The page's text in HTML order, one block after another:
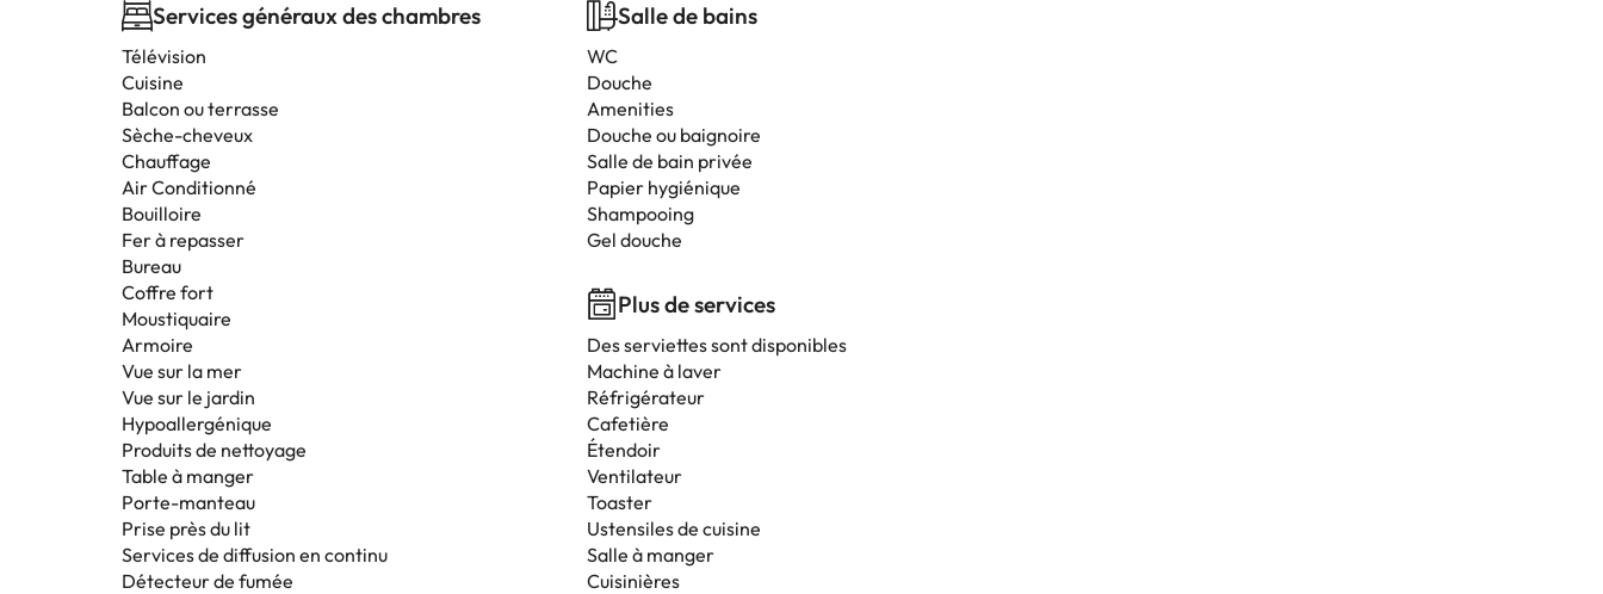
Services généraux des chambres
Télévision
Cuisine
Balcon ou terrasse
Sèche-cheveux
Chauffage
Air Conditionné
Bouilloire
Fer à repasser
Bureau
Coffre fort
Moustiquaire
Armoire
Vue sur la mer
Vue sur le jardin
Hypoallergénique
Produits de nettoyage
Table à manger
Porte-manteau
Prise près du lit
Services de diffusion en continu
Détecteur de fumée
Salle de bains
WC
Douche
Amenities
Douche ou baignoire
Salle de bain privée
Papier hygiénique
Shampooing
Gel douche
Plus de services
Des serviettes sont disponibles
Machine à laver
Réfrigérateur
Cafetière
Étendoir
Ventilateur
Toaster
Ustensiles de cuisine
Salle à manger
Cuisinières